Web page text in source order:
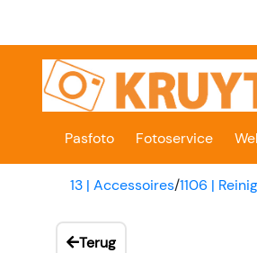
Pasfoto Fotoservice
13 | Accessoires/1106 |
Terug